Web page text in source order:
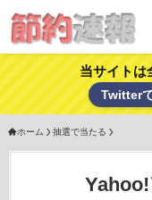
当サイトは
Twitter
ホーム 抽選で当たる